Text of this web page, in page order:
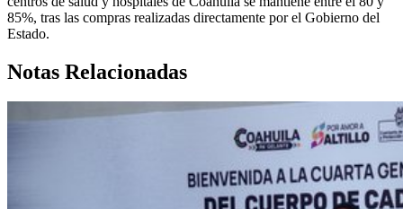
85%, tras las compras realizadas directamente por el Gobierno del
Estado.
Notas Relacionadas